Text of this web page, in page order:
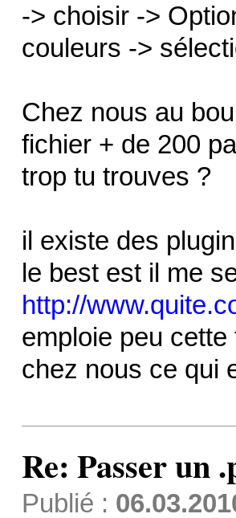
-> choisir ->
couleurs ->
Chez nous au
fichier + de 200
trop tu trouves ?
il existe des
le best est il me
http://
emploie peu
chez nous ce qui
Re: Passer un
Publié :